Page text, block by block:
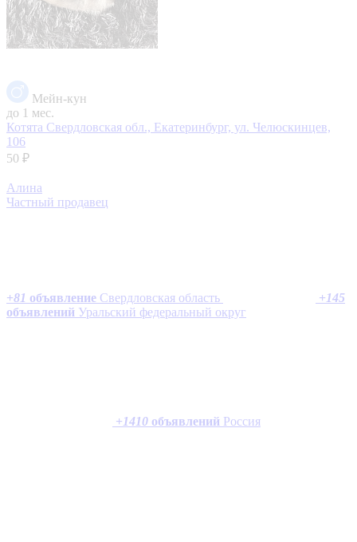
Мейн-кун
до 1 мес.
Котята Свердловская обл., Екатеринбург, ул. Челюскинцев,
106
50 ₽
Алина
Частный продавец
+81 объявление Свердловская область +145
объявлений Уральский федеральный округ
+1410 объявлений Россия